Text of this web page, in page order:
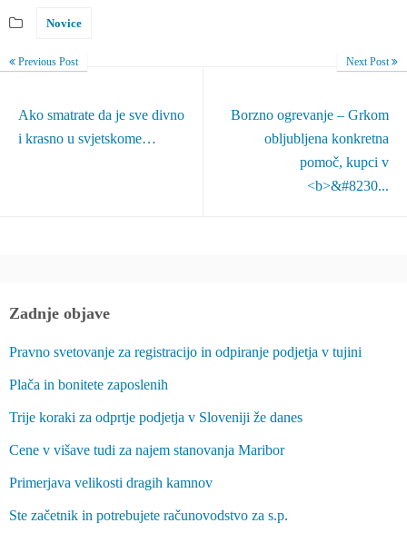
Novice
Previous Post
Ako smatrate da je sve divno
i krasno u svjetskome…
Next Post
Borzno ogrevanje – Grkom
obljubljena konkretna
pomoč, kupci v
<b>&#8230...
Zadnje objave
Pravno svetovanje za registracijo in odpiranje podjetja v tujini
Plača in bonitete zaposlenih
Trije koraki za odprtje podjetja v Sloveniji že danes
Cene v višave tudi za najem stanovanja Maribor
Primerjava velikosti dragih kamnov
Ste začetnik in potrebujete računovodstvo za s.p.